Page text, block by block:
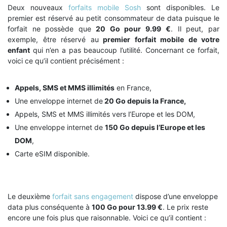
Deux nouveaux forfaits mobile Sosh sont disponibles. Le
premier est réservé au petit consommateur de data puisque le
forfait ne possède que 20 Go pour 9.99 €. Il peut, par
exemple, être réservé au premier forfait mobile de votre
enfant qui n’en a pas beaucoup l’utilité. Concernant ce forfait,
voici ce qu’il contient précisément :
Appels, SMS et MMS illimités en France,
Une enveloppe internet de20 Go depuis la France,
Appels, SMS et MMS illimités vers l’Europe et les DOM,
Une enveloppe internet de 150 Go depuis l’Europe et les
DOM,
Carte eSIM disponible.
Le deuxième forfait sans engagement dispose d’une enveloppe
data plus conséquente à 100 Go pour 13.99 €. Le prix reste
encore une fois plus que raisonnable. Voici ce qu’il contient :